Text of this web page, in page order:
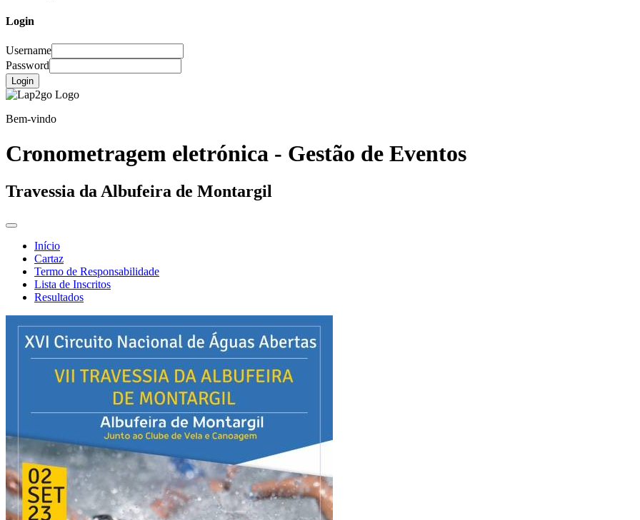
Login
Username
Password
Login
Bem-vindo
Cronometragem eletrónica - Gestão de Eventos
Travessia da Albufeira de Montargil
Início
Cartaz
Termo de Responsabilidade
Lista de Inscritos
Resultados